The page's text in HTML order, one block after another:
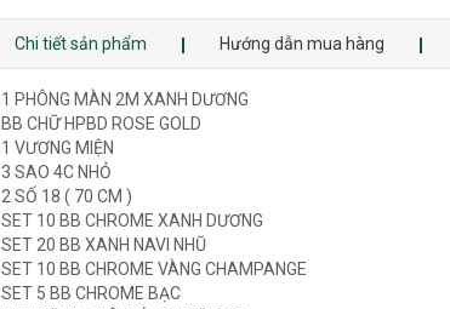
Chi tiết sản phẩm Hướng dẫn mua hàng
1 PHÔNG MÀN 2M XANH DƯƠNG
BB CHỮ HPBD ROSE GOLD
1 VƯƠNG MIỆN
3 SAO 4C NHỎ
2 SỐ 18 ( 70 CM )
SET 10 BB CHROME XANH DƯƠNG
SET 20 BB XANH NAVI NHŨ
SET 10 BB CHROME VÀNG CHAMPANGE
SET 5 BB CHROME BẠC